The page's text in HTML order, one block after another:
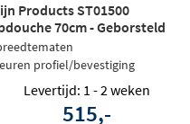
Products ST01500
70cm - Geborsteld
profiel/bevestiging
Levertijd: 1 - 2 weken
515,-